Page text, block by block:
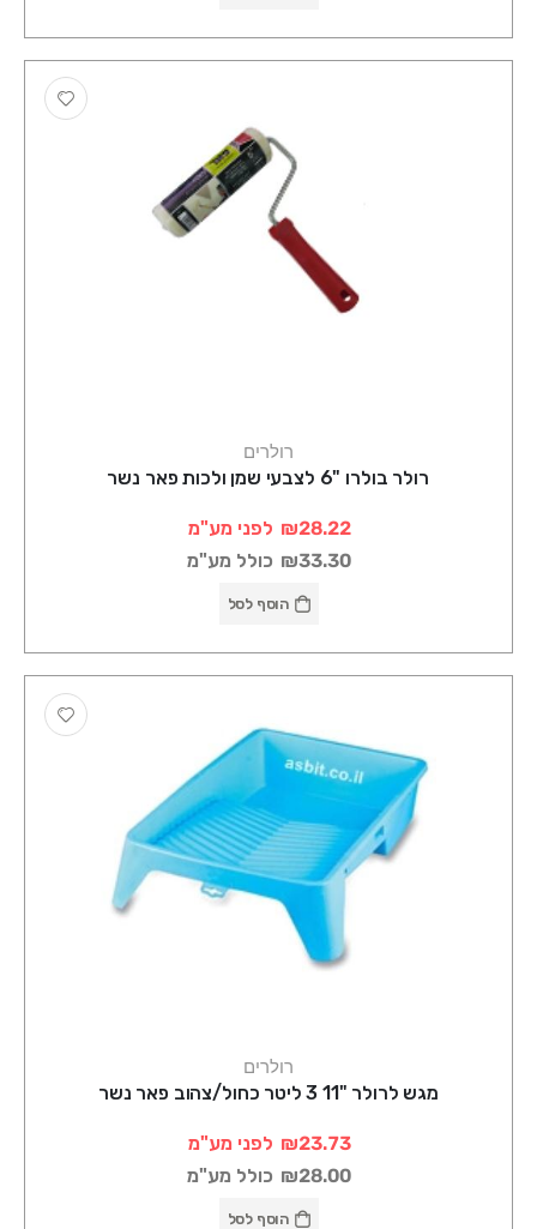
רולרים
רולר בולרו "6 לצבעי שמן ולכות פאר נשר
₪28.22 לפני מע"מ
₪33.30 כולל מע"מ
הוסף לסל
רולרים
מגש לרולר "11 3 ליטר כחול/צהוב פאר נשר
₪23.73 לפני מע"מ
₪28.00 כולל מע"מ
הוסף לסל